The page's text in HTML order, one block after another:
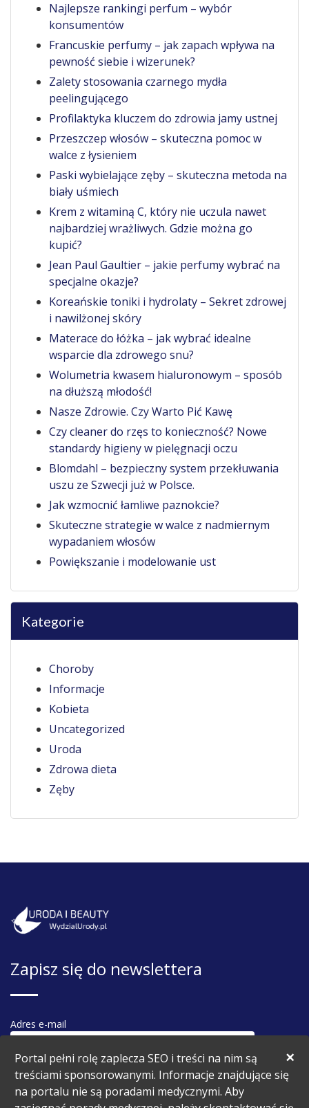
×
Portal pełni rolę zaplecza SEO i treści na nim są
treściami sponsorowanymi. Informacje znajdujące się
na portalu nie są poradami medycznymi. Aby
Najlepsze rankingi perfum – wybór
konsumentów
Francuskie perfumy – jak zapach wpływa na
pewność siebie i wizerunek?
Zalety stosowania czarnego mydła
peelingującego
Profilaktyka kluczem do zdrowia jamy ustnej
Przeszczep włosów – skuteczna pomoc w
walce z łysieniem
Paski wybielające zęby – skuteczna metoda na
biały uśmiech
Krem z witaminą C, który nie uczula nawet
najbardziej wrażliwych. Gdzie można go
kupić?
Jean Paul Gaultier – jakie perfumy wybrać na
specjalne okazje?
Koreańskie toniki i hydrolaty – Sekret zdrowej
i nawilżonej skóry
Materace do łóżka – jak wybrać idealne
wsparcie dla zdrowego snu?
Wolumetria kwasem hialuronowym – sposób
na dłuższą młodość!
Nasze Zdrowie. Czy Warto Pić Kawę
Czy cleaner do rzęs to konieczność? Nowe
standardy higieny w pielęgnacji oczu
Blomdahl – bezpieczny system przekłuwania
uszu ze Szwecji już w Polsce.
Jak wzmocnić łamliwe paznokcie?
Skuteczne strategie w walce z nadmiernym
wypadaniem włosów
Powiększanie i modelowanie ust
Kategorie
Choroby
Informacje
Kobieta
Uncategorized
Uroda
Zdrowa dieta
Zęby
Zapisz się do newslettera
Adres e-mail